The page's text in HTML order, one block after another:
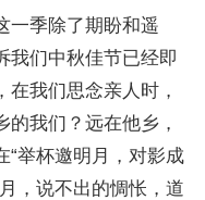
一季除了期盼和遥
我们中秋佳节已经即
我们思念亲人时，
我们？远在他乡，
“举杯邀明月，对影成
，说不出的惆怅，道